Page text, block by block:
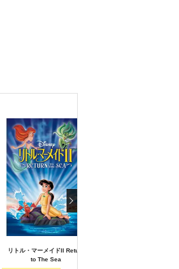
リトル・マーメイドII Return
to The Sea